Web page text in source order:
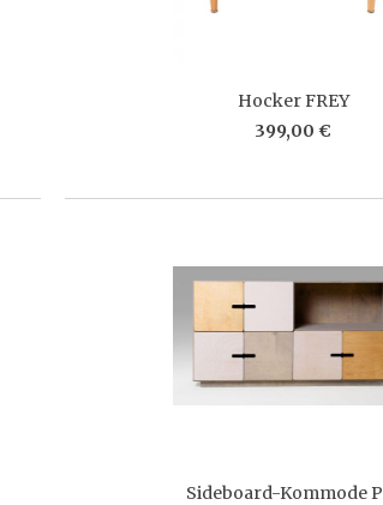
Hocker FREY
399,00 €
Sideboard-Kommode